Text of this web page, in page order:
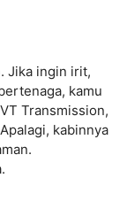
Jika ingin irit,
kamu
Transmission,
kabinnya